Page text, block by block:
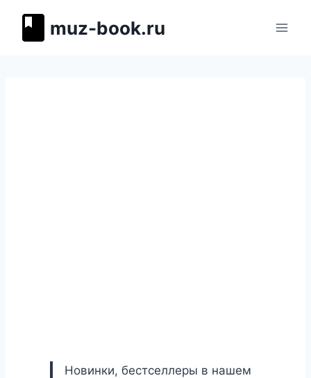
muz-book.ru
Новинки, бестселлеры в нашем